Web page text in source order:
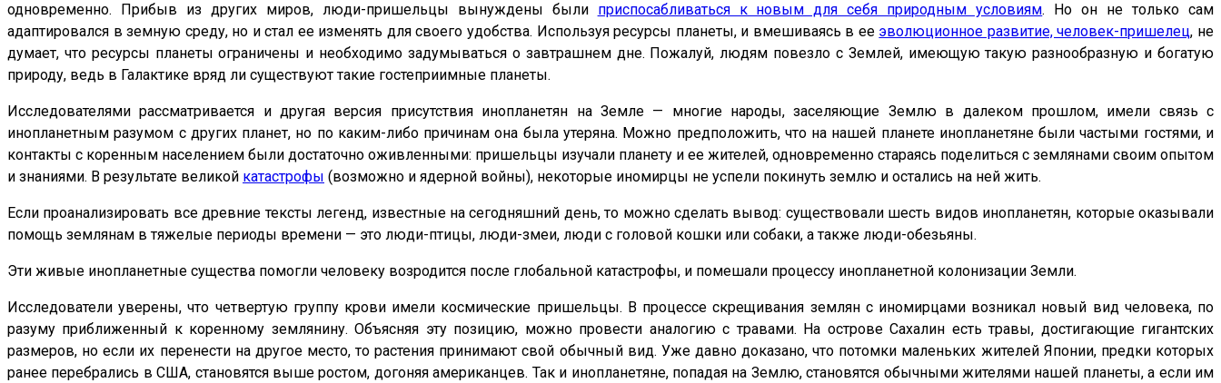
одновременно. Прибыв из других миров, люди-пришельцы вынуждены были приспосабливаться к новым для себя природным условиям. Но он не только сам
адаптировался в земную среду, но и стал ее изменять для своего удобства. Используя ресурсы планеты, и вмешиваясь в ее эволюционное развитие, человек-пришелец, не
думает, что ресурсы планеты ограничены и необходимо задумываться о завтрашнем дне. Пожалуй, людям повезло с Землей, имеющую такую разнообразную и богатую
природу, ведь в Галактике вряд ли существуют такие гостеприимные планеты.
Исследователями рассматривается и другая версия присутствия инопланетян на Земле — многие народы, заселяющие Землю в далеком прошлом, имели связь с
инопланетным разумом с других планет, но по каким-либо причинам она была утеряна. Можно предположить, что на нашей планете инопланетяне были частыми гостями, и
контакты с коренным населением были достаточно оживленными: пришельцы изучали планету и ее жителей, одновременно стараясь поделиться с землянами своим опытом
и знаниями. В результате великой катастрофы (возможно и ядерной войны), некоторые иномирцы не успели покинуть землю и остались на ней жить.
Если проанализировать все древние тексты легенд, известные на сегодняшний день, то можно сделать вывод: существовали шесть видов инопланетян, которые оказывали
помощь землянам в тяжелые периоды времени — это люди-птицы, люди-змеи, люди с головой кошки или собаки, а также люди-обезьяны.
Эти живые инопланетные существа помогли человеку возродится после глобальной катастрофы, и помешали процессу инопланетной колонизации Земли.
Исследователи уверены, что четвертую группу крови имели космические пришельцы. В процессе скрещивания землян с иномирцами возникал новый вид человека, по
разуму приближенный к коренному землянину. Объясняя эту позицию, можно провести аналогию с травами. На острове Сахалин есть травы, достигающие гигантских
размеров, но если их перенести на другое место, то растения принимают свой обычный вид. Уже давно доказано, что потомки маленьких жителей Японии, предки которых
ранее перебрались в США, становятся выше ростом, догоняя американцев. Так и инопланетяне, попадая на Землю, становятся обычными жителями нашей планеты, а если им